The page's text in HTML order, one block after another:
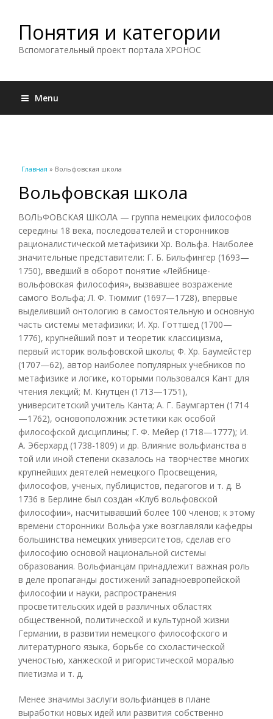
Понятия и категории
Вспомогательный проект портала ХРОНОС
Menu
Вы здесь
Главная » Вольфовская школа
Вольфовская школа
ВОЛЬФОВСКАЯ ШКОЛА — группа немецких философов
середины 18 века, последователей и сторонников
рационалистической метафизики Хр. Вольфа. Наиболее
значительные представители: Г. Б. Бильфингер (1693—
1750), введший в оборот понятие «Лейбнице-
вольфовская философия», вызвавшее возражение
самого Вольфа; Л. Ф. Тюммиг (1697—1728), впервые
выделивший онтологию в самостоятельную и основную
часть системы метафизики; И. Хр. Готтшед (1700—
1776), крупнейший поэт и теоретик классицизма,
первый историк вольфовской школы; Ф. Хр. Баумейстер
(1707—62), автор наиболее популярных учебников по
метафизике и логике, которыми пользовался Кант для
чтения лекций; М. Кнутцен (1713—1751),
университетский учитель Канта; А. Г. Баумгартен (1714
—1762), основоположник эстетики как особой
философской дисциплины; Г. Ф. Мейер (1718—1777); И.
А. Эберхард (1738-1809) и др. Влияние вольфианства в
той или иной степени сказалось на творчестве многих
крупнейших деятелей немецкого Просвещения,
философов, ученых, публицистов, педагогов и т. д. В
1736 в Берлине был создан «Клуб вольфовской
философии», насчитывавший более 100 членов; к этому
времени сторонники Вольфа уже возглавляли кафедры
большинства немецких университетов, сделав его
философию основой национальной системы
образования. Вольфианцам принадлежит важная роль
в деле пропаганды достижений западноевропейской
философии и науки, распространения
просветительских идей в различных областях
общественной, политической и культурной жизни
Германии, в развитии немецкого философского и
литературного языка, борьбе со схоластической
ученостью, ханжеской и ригористической моралью
пиетизма и т. д.
Менее значимы заслуги вольфианцев в плане
выработки новых идей или развития собственно